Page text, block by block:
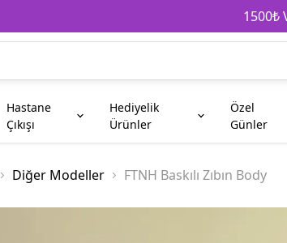
1500₺
Baba Anneanne
Çocuk
Hastane
Çıkışı
Fenerbahçe
Hediyelik
Ürünler
Plaket
Özel
Günler
Babaya Hediyeler
Diğer Modeller FTNH Baskılı Zıbın Body